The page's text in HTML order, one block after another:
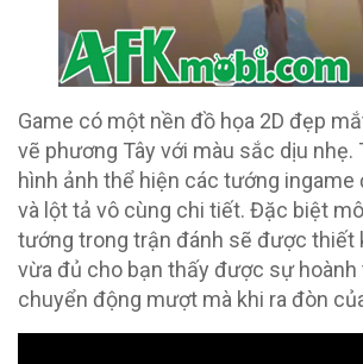
Game có một nền đồ họa 2D đẹp
vẽ phương Tây với màu sắc dịu nhẹ.
hình ảnh thể hiện các tướng
và lột tả vô cùng chi tiết. Đặc biệt
tướng trong trận đánh sẽ được thiết
vừa đủ cho bạn thấy được sự
chuyển động mượt mà khi ra đòn